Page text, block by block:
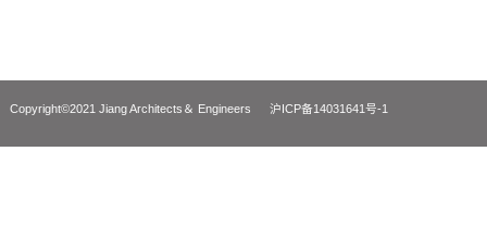
Copyright©2021 Jiang Architects＆ Engineers 沪ICP备14031641号-1